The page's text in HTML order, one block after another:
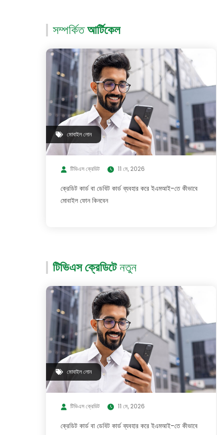
সম্পর্কিতআর্টিকেল
মোবাইল লোন
টিভিএস ক্রেডিট 11 মে, 2026
ক্রেডিট কার্ড বা ডেবিট কার্ড ব্যবহার করে ইএমআই-তে কীভাবে
মোবাইল ফোন কিনবেন
টিভিএস ক্রেডিটেনতুন
মোবাইল লোন
টিভিএস ক্রেডিট 11 মে, 2026
ক্রেডিট কার্ড বা ডেবিট কার্ড ব্যবহার করে ইএমআই-তে কীভাবে